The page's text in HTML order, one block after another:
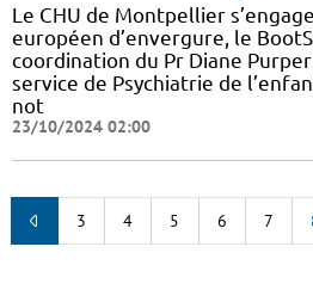
Le CHU de Montpellier
européen d’envergure, le
coordination du Pr Diane
service de Psychiatrie de
not
23/10/2024 02:00
3 4 5 6 7